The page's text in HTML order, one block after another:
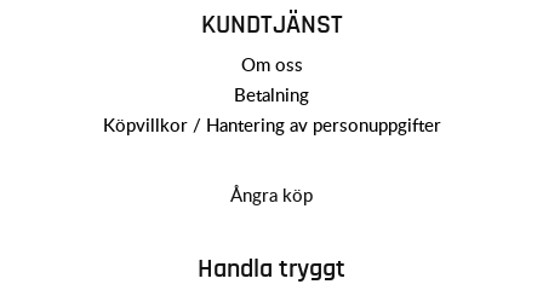
KUNDTJÄNST
Om oss
Betalning
Köpvillkor / Hantering av personuppgifter
Ångra köp
Handla tryggt